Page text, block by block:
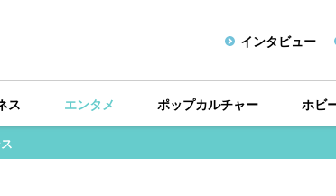
インタビュー
ス エンタメ ポップカルチャー ホビ